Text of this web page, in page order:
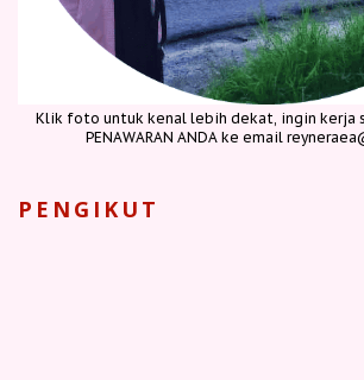
Klik foto untuk kenal lebih dekat, ingin kerja
PENAWARAN ANDA ke email
PENGIKUT